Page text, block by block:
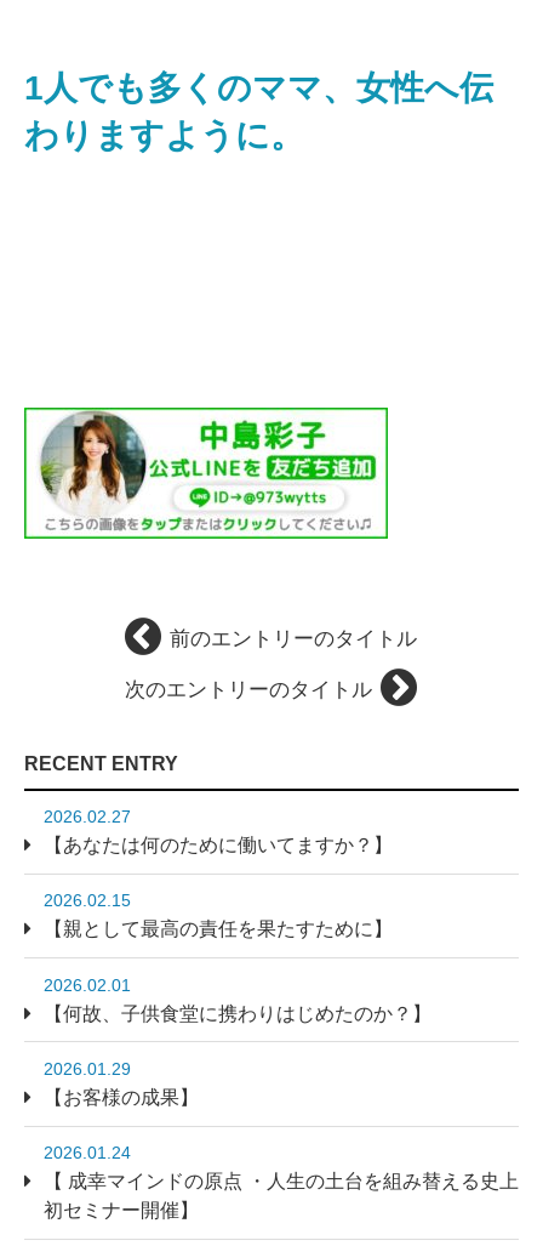
1人でも多くのママ、女性へ伝
わりますように。
前のエントリーのタイトル
次のエントリーのタイトル
RECENT ENTRY
2026.02.27
【あなたは何のために働いてますか？】
2026.02.15
【親として最高の責任を果たすために】
2026.02.01
【何故、子供食堂に携わりはじめたのか？】
2026.01.29
【お客様の成果】
2026.01.24
【 成幸マインドの原点 ・人生の土台を組み替える史上
初セミナー開催】